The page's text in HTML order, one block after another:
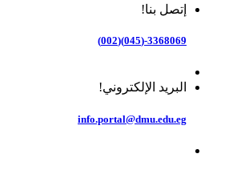
إتصل بنا!
3368069-(045)(002)
البريد الإلكتروني!
info.portal@dmu.edu.eg